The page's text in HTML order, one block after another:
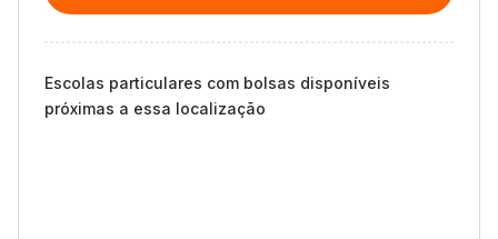
Escolas particulares com bolsas disponíveis
próximas a essa localização